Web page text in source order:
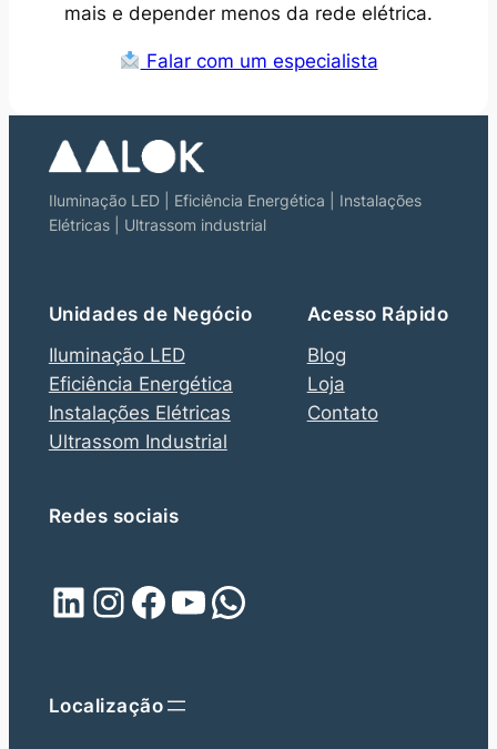
mais e depender menos da rede elétrica.
Falar com um especialista
Iluminação LED | Eficiência Energética | Instalações
Elétricas | Ultrassom industrial
Unidades de Negócio
Iluminação LED
Eficiência Energética
Instalações Elétricas
Ultrassom Industrial
Acesso Rápido
Blog
Loja
Contato
Redes sociais
LinkedIn Instagram Facebook Youtube WhatsApp
Localização